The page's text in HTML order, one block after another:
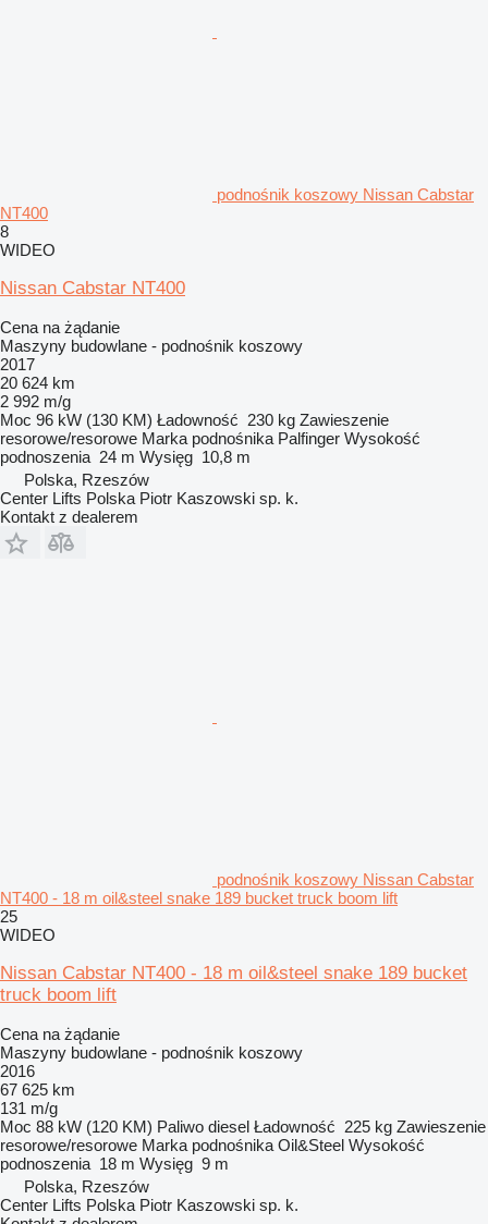
podnośnik koszowy Nissan Cabstar
NT400
8
WIDEO
Nissan Cabstar NT400
Cena na żądanie
Maszyny budowlane - podnośnik koszowy
2017
20 624 km
2 992 m/g
Moc 96 kW (130 KM) Ładowność 230 kg Zawieszenie
resorowe/resorowe Marka podnośnika Palfinger Wysokość
podnoszenia 24 m Wysięg 10,8 m
Polska, Rzeszów
Center Lifts Polska Piotr Kaszowski sp. k.
Kontakt z dealerem
podnośnik koszowy Nissan Cabstar
NT400 - 18 m oil&steel snake 189 bucket truck boom lift
25
WIDEO
Nissan Cabstar NT400 - 18 m oil&steel snake 189 bucket
truck boom lift
Cena na żądanie
Maszyny budowlane - podnośnik koszowy
2016
67 625 km
131 m/g
Moc 88 kW (120 KM) Paliwo diesel Ładowność 225 kg Zawieszenie
resorowe/resorowe Marka podnośnika Oil&Steel Wysokość
podnoszenia 18 m Wysięg 9 m
Polska, Rzeszów
Center Lifts Polska Piotr Kaszowski sp. k.